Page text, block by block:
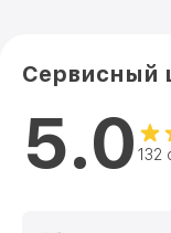
Сервисный
5.0 132